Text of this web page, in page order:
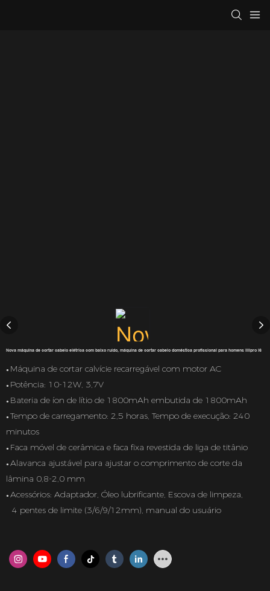
Nova máquina de cortar cabelo elétrica com baixo ruído, máquina de cortar cabelo doméstica profissional para homens lilipro l6
● Máquina de cortar calvície recarregável com motor AC
● Potência: 10-12W, 3,7V
● Bateria de íon de lítio de 1800mAh embutida de 1800mAh
● Tempo de carregamento: 2,5 horas, Tempo de execução: 240
minutos
● Faca móvel de cerâmica e faca fixa revestida de liga de titânio
● Alavanca ajustável para ajustar o comprimento de corte da
lâmina 0,8-2,0 mm
● Acessórios: Adaptador, Óleo lubrificante, Escova de limpeza,
4 pentes de limite (3/6/9/12mm), manual do usuário